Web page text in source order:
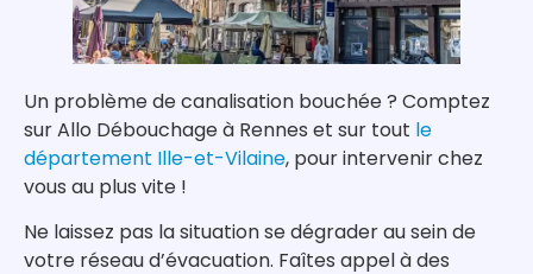
Un problème de canalisation bouchée ? Comptez
sur Allo Débouchage à Rennes et sur tout le
département Ille-et-Vilaine, pour intervenir chez
vous au plus vite !
Ne laissez pas la situation se dégrader au sein de
votre réseau d’évacuation. Faîtes appel à des